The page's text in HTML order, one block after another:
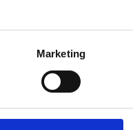
Marketing
Generation
processoren